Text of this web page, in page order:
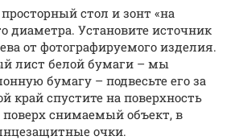
стол и зонт «на
диаметра. Установите источник
от фотографируемого изделия.
лист белой бумаги – мы
бумагу – подвесьте его за
край спустите на поверхность
снимаемый объект, в
очки.